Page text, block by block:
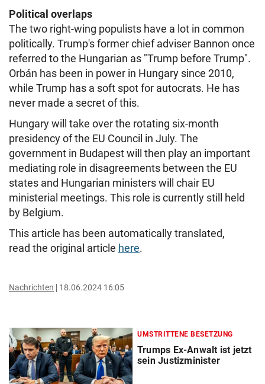
Political overlaps
The two right-wing populists have a lot in common
politically. Trump's former chief adviser Bannon once
referred to the Hungarian as "Trump before Trump".
Orbán has been in power in Hungary since 2010,
while Trump has a soft spot for autocrats. He has
never made a secret of this.
Hungary will take over the rotating six-month
presidency of the EU Council in July. The
government in Budapest will then play an important
mediating role in disagreements between the EU
states and Hungarian ministers will chair EU
ministerial meetings. This role is currently still held
by Belgium.
This article has been automatically translated,
read the original article here.
Nachrichten 18.06.2024 16:05
UMSTRITTENE BESETZUNG
Trumps Ex-Anwalt ist jetzt
sein Justizminister